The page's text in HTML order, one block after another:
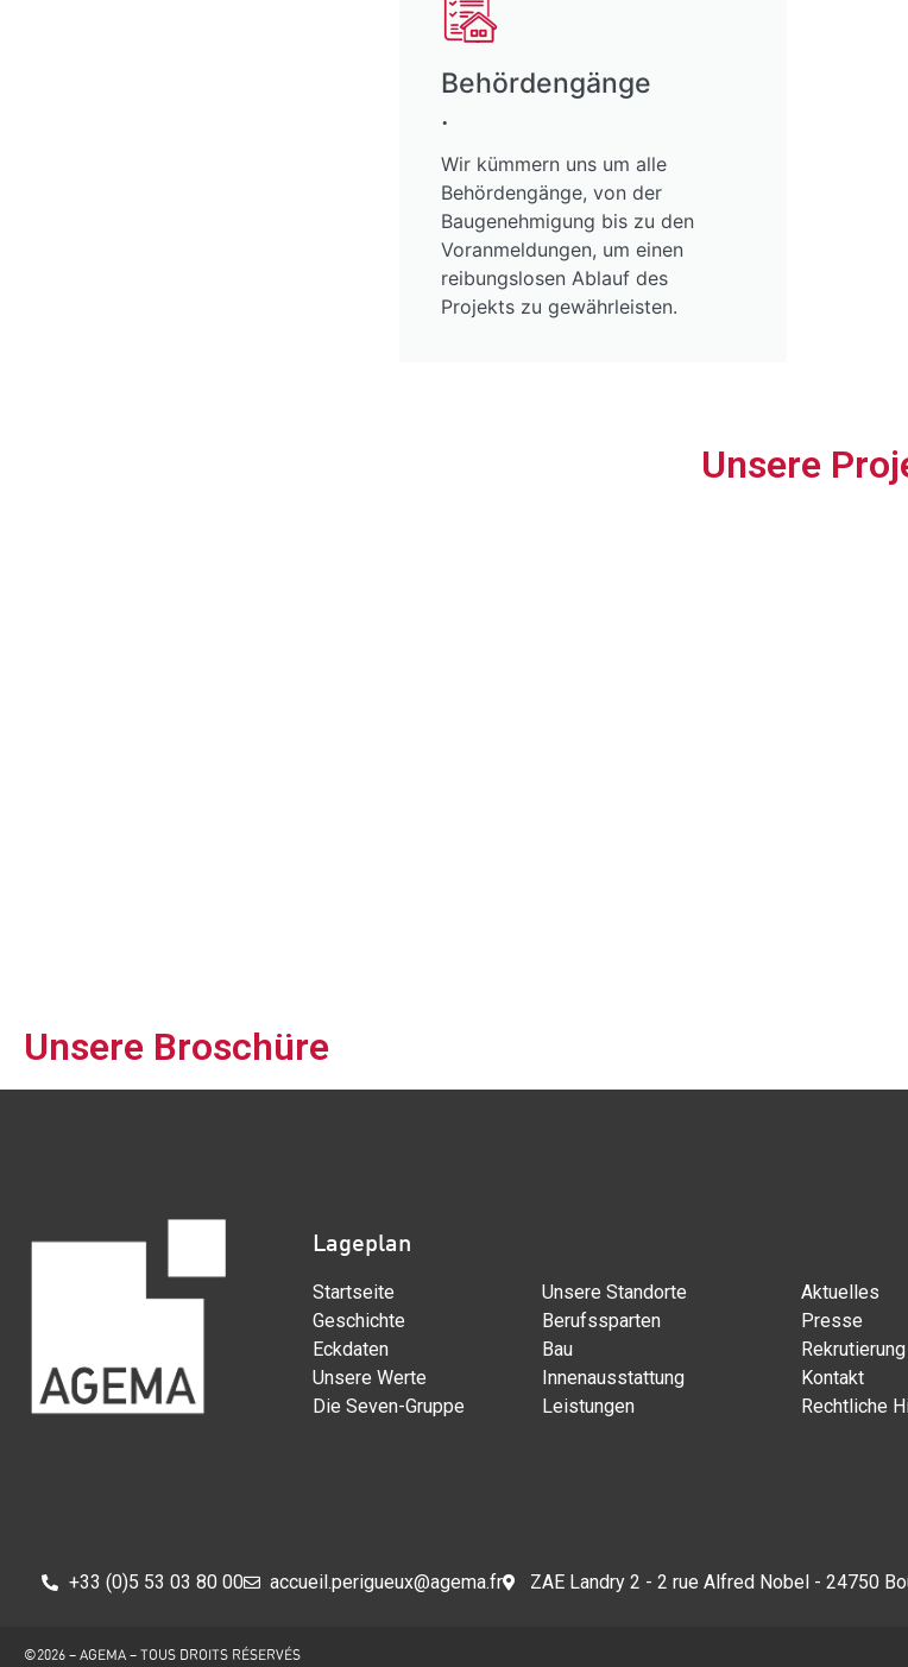
Behördengänge
.
Wir kümmern uns um alle
Behördengänge, von der
Baugenehmigung bis zu den
Voranmeldungen, um einen
reibungslosen Ablauf des
Projekts zu gewährleisten.
Unsere Broschüre
Unsere
Lageplan
Startseite
Geschichte
Eckdaten
Unsere Werte
Die Seven-Gruppe
Unsere Standorte
Berufssparten
Bau
Innenausstattung
Leistungen
Aktuelles
Presse
Rekrutierung
Kontakt
Rechtliche
+33 (0)5 53 03 80 00 accueil.perigueux@agema.fr ZAE Landry 2 - 2 rue Alfred Nobel - 24750
©2026 – AGEMA – TOUS DROITS RÉSERVÉS